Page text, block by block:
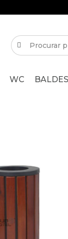
WC BALDES